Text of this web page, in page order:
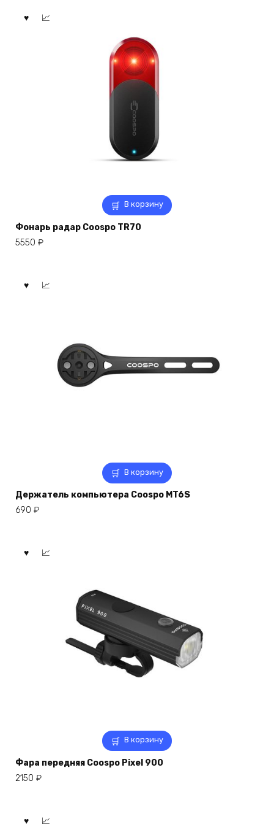
В корзину
Фонарь радар Coospo TR70
5550 ₽
В корзину
Держатель компьютера Coospo MT6S
690 ₽
В корзину
Фара передняя Coospo Pixel 900
2150 ₽